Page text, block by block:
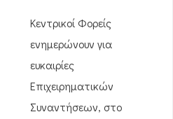
Κεντρικοί Φορείς
ενημερώνουν για
ευκαιρίες
Επιχειρηματικών
Συναντήσεων, στο